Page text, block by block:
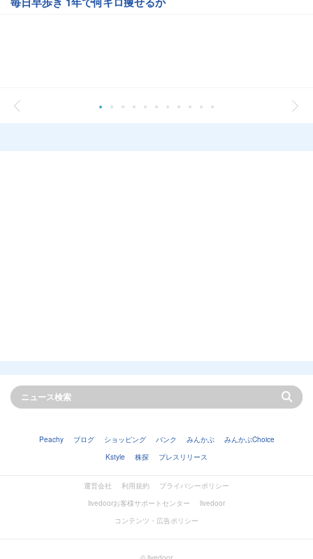
Peachy ブログ ショッピング バンク みんかぶ
みんかぶChoice
Kstyle
株探 プレスリリース
運営会社 利用規約
プライバシーポリシー
livedoorお客様サポートセンター
livedoor
コンテンツ・広告ポリシー